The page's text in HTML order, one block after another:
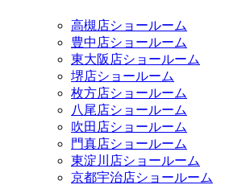
高槻店ショールーム
豊中店ショールーム
東大阪店ショールーム
堺店ショールーム
枚方店ショールーム
八尾店ショールーム
吹田店ショールーム
門真店ショールーム
東淀川店ショールーム
京都宇治店ショールーム